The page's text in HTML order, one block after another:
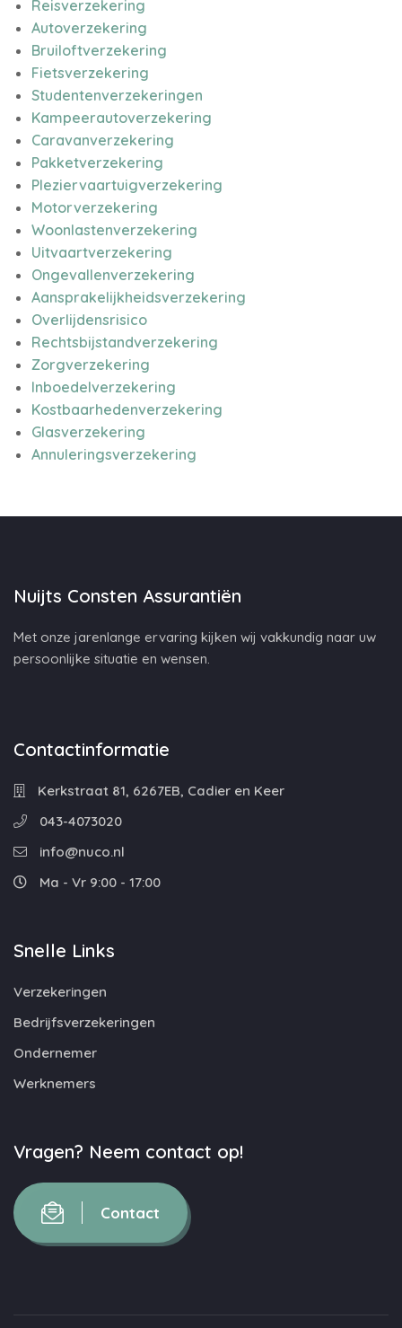
Reisverzekering
Autoverzekering
Bruiloftverzekering
Fietsverzekering
Studentenverzekeringen
Kampeerautoverzekering
Caravanverzekering
Pakketverzekering
Pleziervaartuigverzekering
Motorverzekering
Woonlastenverzekering
Uitvaartverzekering
Ongevallenverzekering
Aansprakelijkheidsverzekering
Overlijdensrisico
Rechtsbijstandverzekering
Zorgverzekering
Inboedelverzekering
Kostbaarhedenverzekering
Glasverzekering
Annuleringsverzekering
Nuijts Consten Assurantiën
Met onze jarenlange ervaring kijken wij vakkundig naar uw
persoonlijke situatie en wensen.
Contactinformatie
Kerkstraat 81, 6267EB, Cadier en Keer
043-4073020
info@nuco.nl
Ma - Vr 9:00 - 17:00
Snelle Links
Verzekeringen
Bedrijfsverzekeringen
Ondernemer
Werknemers
Vragen? Neem contact op!
Contact